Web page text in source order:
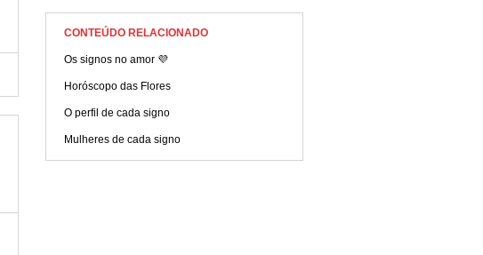
CONTEÚDO RELACIONADO
Os signos no amor 💜
Horóscopo das Flores
O perfil de cada signo
Mulheres de cada signo